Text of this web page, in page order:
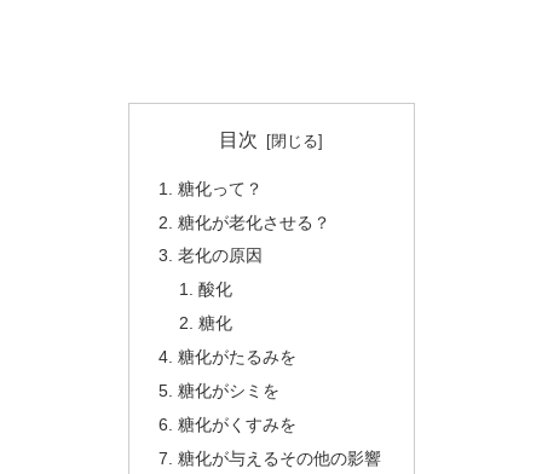
目次
糖化って？
糖化が老化させる？
老化の原因
酸化
糖化
糖化がたるみを
糖化がシミを
糖化がくすみを
糖化が与えるその他の影響